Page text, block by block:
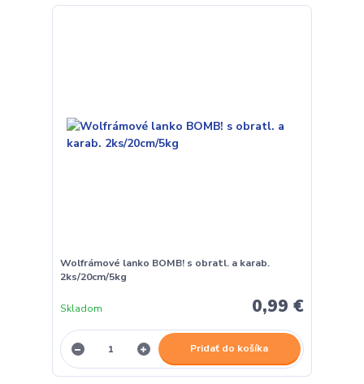
Wolfrámové lanko BOMB! s obratl. a karab.
2ks/20cm/5kg
0,99 €
Skladom
Pridať do košíka